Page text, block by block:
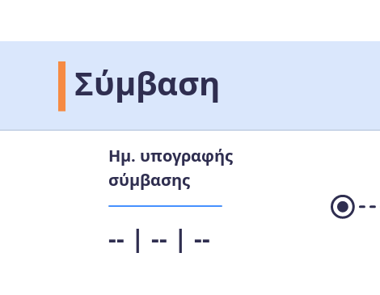
Σύμβαση
Ημ. υπογραφής
σύμβασης
-- | -- | --